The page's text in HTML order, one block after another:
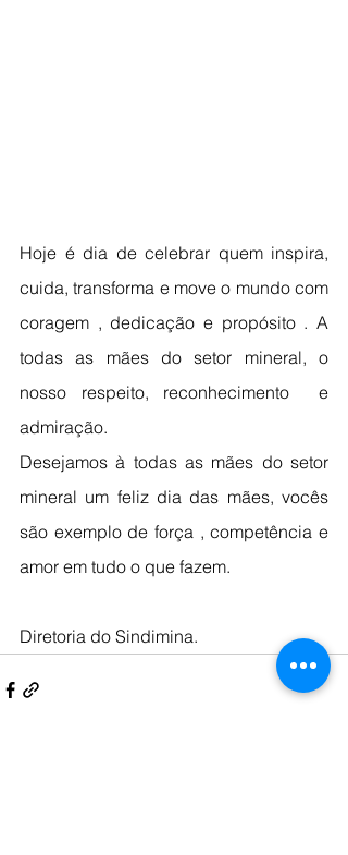
Hoje é dia de celebrar quem inspira,
cuida, transforma e move o mundo com
coragem , dedicação e propósito . A
todas as mães do setor mineral, o
nosso respeito, reconhecimento  e
admiração.
Desejamos à todas as mães do setor
mineral um feliz dia das mães, vocês
são exemplo de força , competência e
amor em tudo o que fazem.
Diretoria do Sindimina.